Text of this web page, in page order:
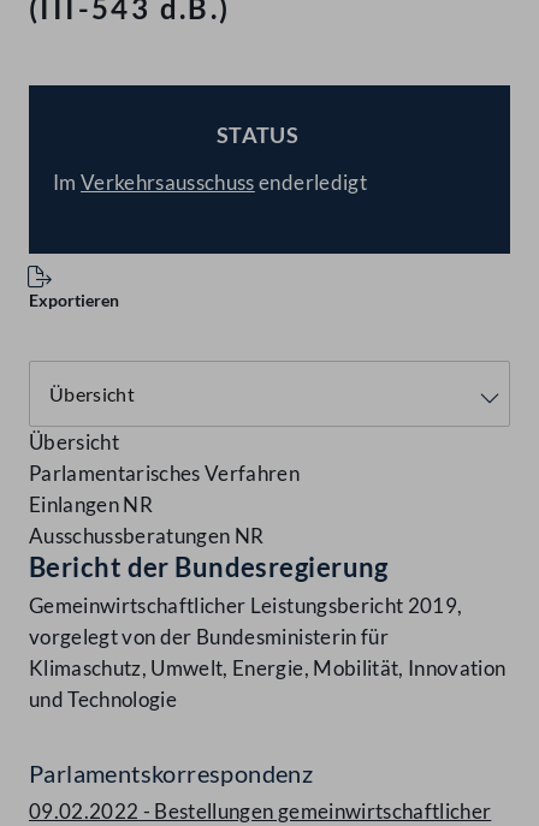
(III-543 d.B.)
STATUS
ImVerkehrsausschussenderledigt
Exportieren
Übersicht
Parlamentarisches Verfahren
Einlangen NR
Ausschussberatungen NR
Bericht der Bundesregierung
Gemeinwirtschaftlicher Leistungsbericht 2019,
vorgelegt von der Bundesministerin für
Klimaschutz, Umwelt, Energie, Mobilität, Innovation
und Technologie
Parlamentskorrespondenz
09.02.2022 - Bestellungen gemeinwirtschaftlicher